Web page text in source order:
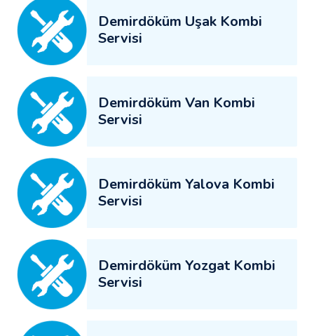
Demirdöküm Uşak Kombi
Servisi
Demirdöküm Van Kombi
Servisi
Demirdöküm Yalova Kombi
Servisi
Demirdöküm Yozgat Kombi
Servisi